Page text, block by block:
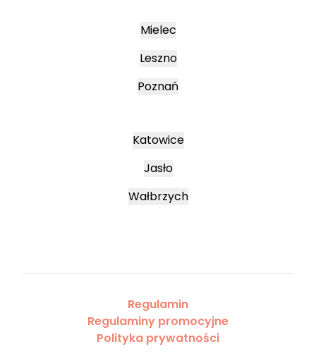
Mielec
Leszno
Poznań
Katowice
Jasło
Wałbrzych
Regulamin
Regulaminy promocyjne
Polityka prywatności